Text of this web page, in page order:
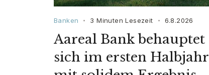
Banken • 3 Minuten Lesezeit • 6.8.2026
Aareal Bank behauptet
sich im ersten Halbjahr